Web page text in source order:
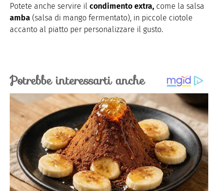
Potete anche servire il condimento extra, come la salsa
amba (salsa di mango fermentato), in piccole ciotole
accanto al piatto per personalizzare il gusto.